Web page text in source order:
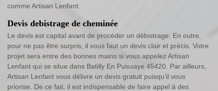
comme Artisan Lenfant.
Devis debistrage de cheminée
Le devis est capital avant de procéder un débistrage. En outre,
pour ne pas être surpris, il vous faut un devis clair et précis. Votre
projet sera entre des bonnes mains si vous appelez Artisan
Lenfant qui se situe dans Batilly En Puissaye 45420. Par ailleurs,
Artisan Lenfant vous délivre un devis gratuit puisqu’il vous
priorise. De ce fait, il est indispensable de faire appel à des